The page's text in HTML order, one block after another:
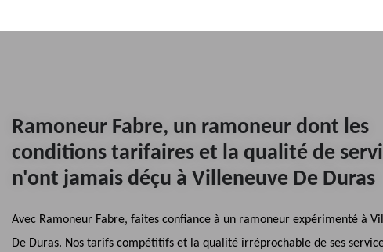
Ramoneur Fabre, un ramoneur dont les
conditions tarifaires et la qualité de
n'ont jamais déçu à Villeneuve De Duras
Avec Ramoneur Fabre, faites confiance à un ramoneur expérimenté à
De Duras. Nos tarifs compétitifs et la qualité irréprochable de ses